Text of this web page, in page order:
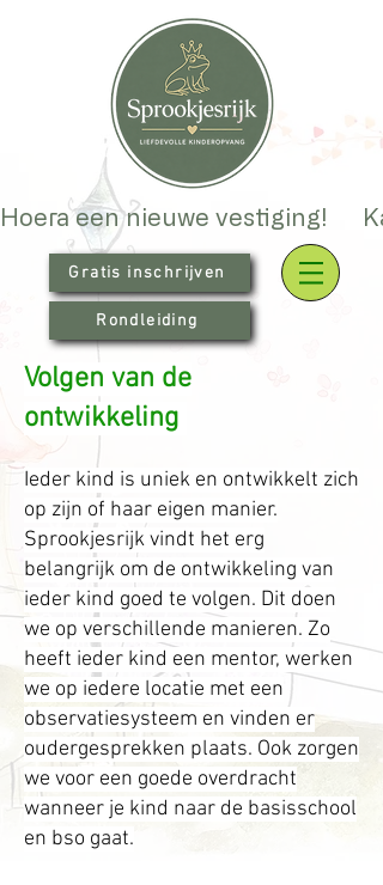
Hoera een nieuwe vestiging!
Gratis inschrijven
Rondleiding
Volgen van de
ontwikkeling
Ieder kind is uniek en ontwikkelt zich
op zijn of haar eigen manier.
Sprookjesrijk vindt het erg
belangrijk om de ontwikkeling van
ieder kind goed te volgen. Dit doen
we op verschillende manieren. Zo
heeft ieder kind een mentor, werken
we op iedere locatie met een
observatiesysteem en vinden er
oudergesprekken plaats. Ook zorgen
we voor een goede overdracht
wanneer je kind naar de basisschool
en bso gaat.